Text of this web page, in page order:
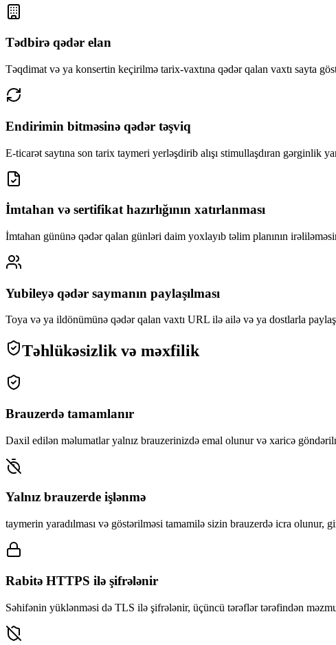
Tədbirə qədər elan
Təqdimat və ya konsertin keçirilmə tarix-vaxtına qədər qalan vaxtı sayta
Endirimin bitməsinə qədər təşviq
E-ticarət saytına son tarix taymeri yerləşdirib alışı stimullaşdıran gərginlik
İmtahan və sertifikat hazırlığının xatırlanması
İmtahan gününə qədər qalan günləri daim yoxlayıb təlim planının
Yubileyə qədər saymanın paylaşılması
Toya və ya ildönümünə qədər qalan vaxtı URL ilə ailə və ya dostlarla
Təhlükəsizlik və məxfilik
Brauzerdə tamamlanır
Daxil edilən məlumatlar yalnız brauzerinizdə emal olunur və xaricə
Yalnız brauzerde işlənmə
taymerin yaradılması və göstərilməsi tamamilə sizin brauzerdə icra olunur,
Rabitə HTTPS ilə şifrələnir
Səhifənin yüklənməsi də TLS ilə şifrələnir, üçüncü tərəflər tərəfindən